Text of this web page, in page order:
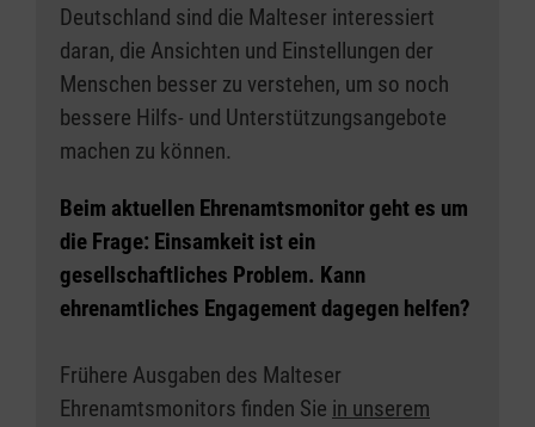
Deutschland sind die Malteser interessiert
daran, die Ansichten und Einstellungen der
Menschen besser zu verstehen, um so noch
bessere Hilfs- und Unterstützungsangebote
machen zu können.
Beim aktuellen Ehrenamtsmonitor geht es um
die Frage: Einsamkeit ist ein
gesellschaftliches Problem. Kann
ehrenamtliches Engagement dagegen helfen?
Frühere Ausgaben des Malteser
Ehrenamtsmonitors finden Sie in unserem